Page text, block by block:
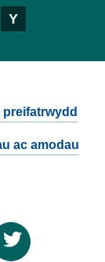
Y
preifatrwydd
ac amodau
Twitter